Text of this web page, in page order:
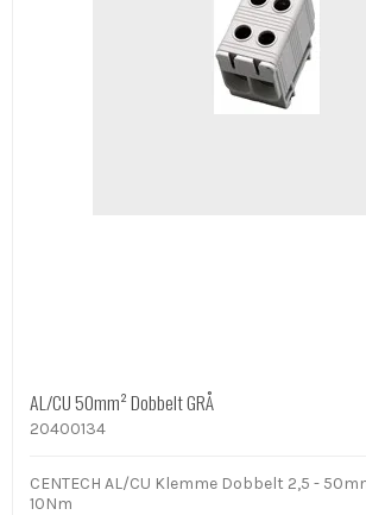
AL/CU 50mm² Dobbelt GRÅ
20400134
CENTECH AL/CU Klemme Dobbelt 2,5 -
10Nm